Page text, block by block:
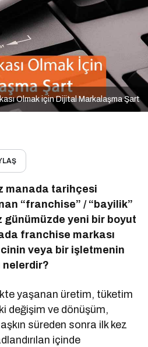
Olmak için Dijital Markalaşma Şart
manada tarihçesi
“franchise” / “bayilik”
günümüzde yeni bir boyut
franchise markası
veya bir işletmenin
nelerdir?
yaşanan üretim, tüketim
değişim ve dönüşüm,
süreden sonra ilk kez
içinde